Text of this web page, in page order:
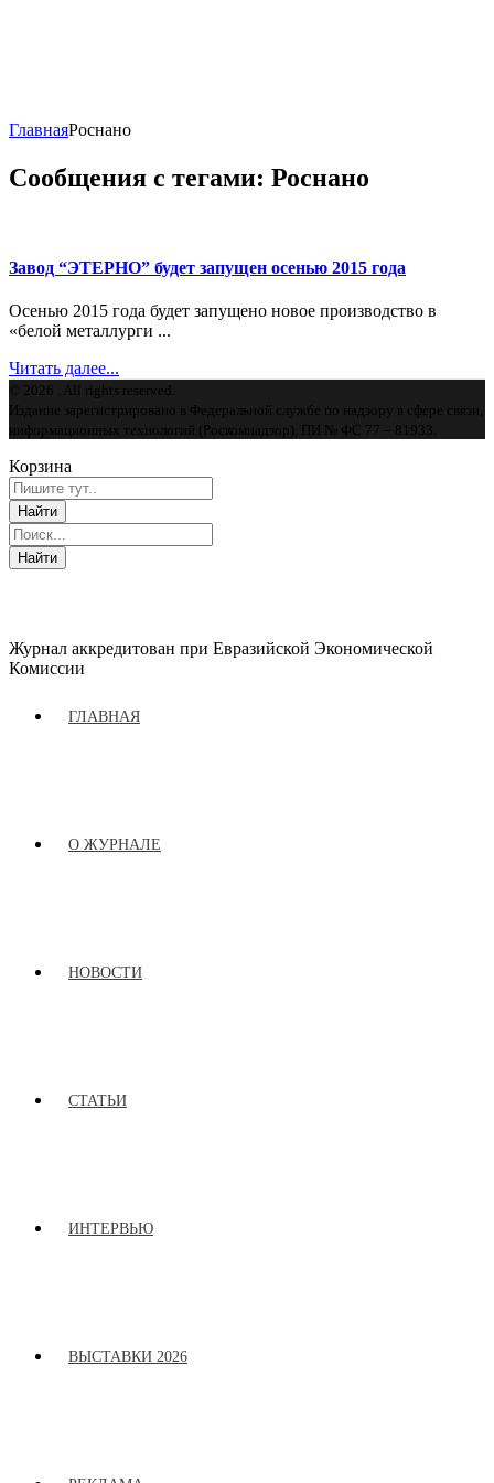
Журнал аккредитован при Евразийской Экономической
Комиссии
ГЛАВНАЯ
О ЖУРНАЛЕ
НОВОСТИ
СТАТЬИ
ИНТЕРВЬЮ
ВЫСТАВКИ 2026
ГлавнаяРоснано
Сообщения с тегами: Роснано
Завод “ЭТЕРНО” будет запущен осенью 2015 года
Осенью 2015 года будет запущено новое производство в
«белой металлурги ...
Читать далее...
© 2026 . All rights reserved.
Издание зарегистрировано в Федеральной службе по надзору в сфере связи,
информационных технологий (Роскомнадзор), ПИ № ФС 77 – 81933.
Корзина